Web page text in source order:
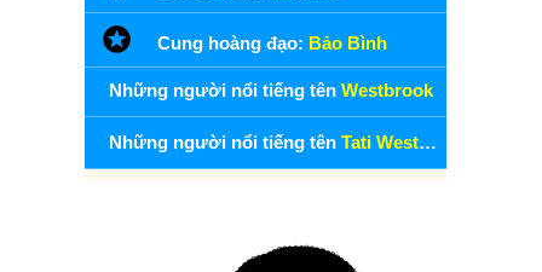
Cung hoàng đạo: Bảo Bình
Những người nổi tiếng tên Westbrook
Những người nổi tiếng tên Tati Westbrook